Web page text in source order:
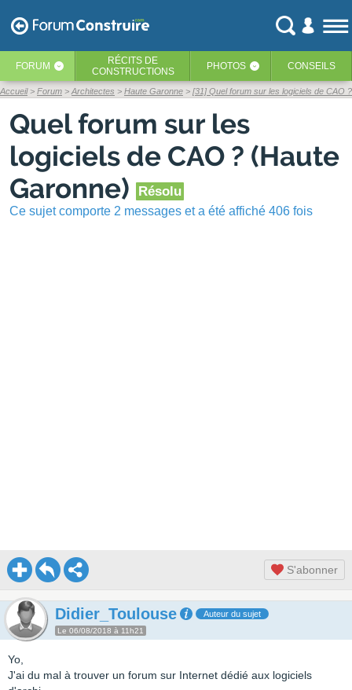
FORUM ‹ RÉCITS DE
CONSTRUCTIONS
PHOTOS ‹ CONSEILS
Accueil Forum Architectes Haute Garonne [31] Quel forum sur les logiciels de CAO ?
Quel forum sur les
logiciels de CAO ? (Haute
Garonne)
Résolu
Ce sujet comporte 2 messages et a été affiché 406 fois
S'abonner
Didier_Toulouse Auteur du sujet
Le 06/08/2018 à 11h21
Yo,
J'ai du mal à trouver un forum sur Internet dédié aux logiciels